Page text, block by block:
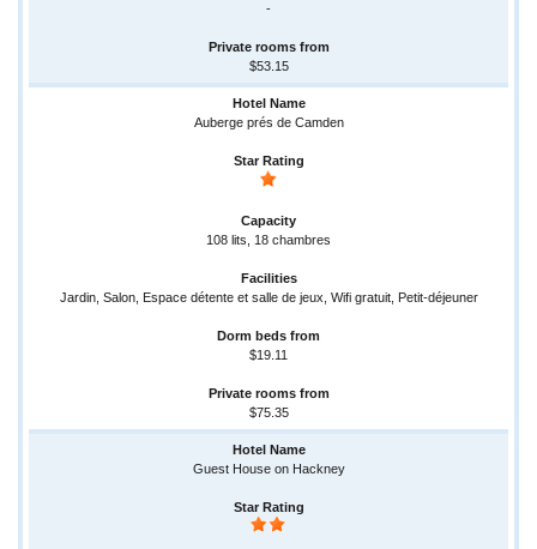
-
$53.15
Auberge prés de Camden
108 lits, 18 chambres
Jardin, Salon, Espace détente et salle de jeux, Wifi gratuit, Petit-déjeuner
$19.11
$75.35
Guest House on Hackney